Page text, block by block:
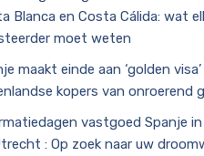
Blanca en Costa Cálida: wat
moet weten
maakt einde aan ‘golden
kopers van onroerend
vastgoed Spanje in
: Op zoek naar uw